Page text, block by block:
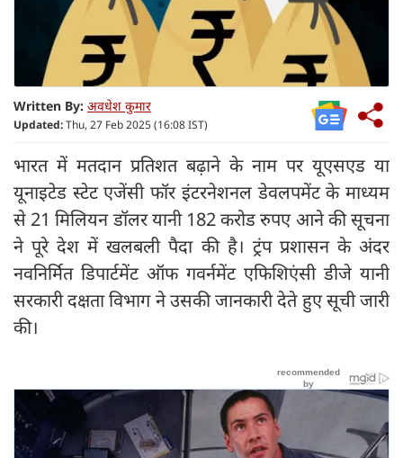
Written By: अवधेश कुमार
Updated:Thu, 27 Feb 2025 (16:08 IST)
भारत में मतदान प्रतिशत बढ़ाने के नाम पर यूएसएड या
यूनाइटेड स्टेट एजेंसी फॉर इंटरनेशनल डेवलपमेंट के माध्यम
से 21 मिलियन डॉलर यानी 182 करोड रुपए आने की सूचना
ने पूरे देश में खलबली पैदा की है। ट्रंप प्रशासन के अंदर
नवनिर्मित डिपार्टमेंट ऑफ गवर्नमेंट एफिशिएंसी डीजे यानी
सरकारी दक्षता विभाग ने उसकी जानकारी देते हुए सूची जारी
की।